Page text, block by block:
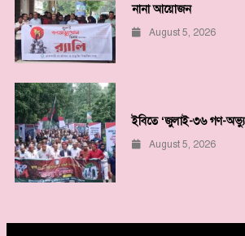
নানা আয়োজন
August 5, 2026
ইবিতে ‘জুলাই-৩৬ গণ-
August 5, 2026